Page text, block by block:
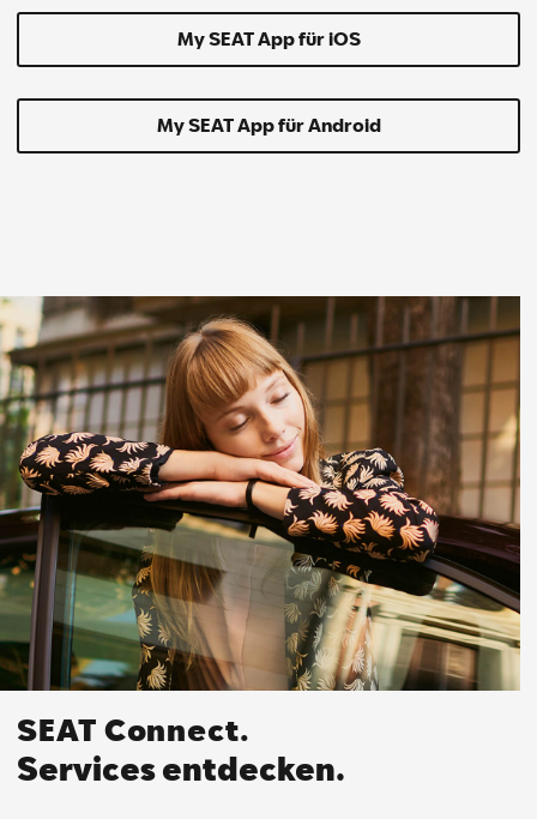
My SEAT App für iOS
My SEAT App für Android
SEAT Connect.
Services entdecken.